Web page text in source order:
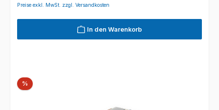
Preise exkl. MwSt. zzgl. Versandkosten
In den Warenkorb
%Rabatt